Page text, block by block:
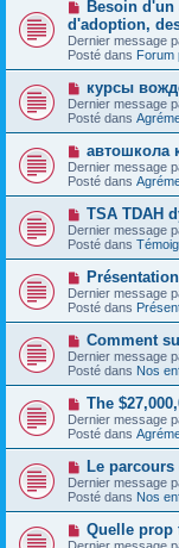
a
g
e
m
e
s
g
e
N
u
v
e
a
u
m
e
s
s
a
g
e
Besoin d'un
d'adoption,
Dernier message
Posté dans Forum
N
o
u
v
a
u
m
e
s
s
a
g
e
курсы
Dernier message
Posté dans
N
o
u
v
e
u
m
e
s
a
g
e
автошкола
Dernier message
Posté dans
N
o
u
v
e
a
u
m
e
s
s
a
g
e
TSA TDAH
Dernier message
Posté dans
N
o
u
v
a
u
m
e
s
s
a
g
e
Dernier message
Posté dans
N
o
u
v
e
u
m
e
s
a
g
e
Comment
Dernier message
Posté dans Nos
N
o
u
v
e
a
u
m
e
s
s
The
Dernier message
Posté dans
N
o
u
v
a
Le
Dernier message
Posté dans Nos
N
o
Quelle prop
Dernier message